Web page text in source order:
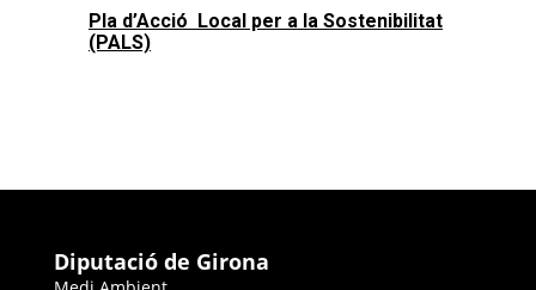
Pla d’Acció Local per a la Sostenibilitat
(PALS)
Diputació de Girona